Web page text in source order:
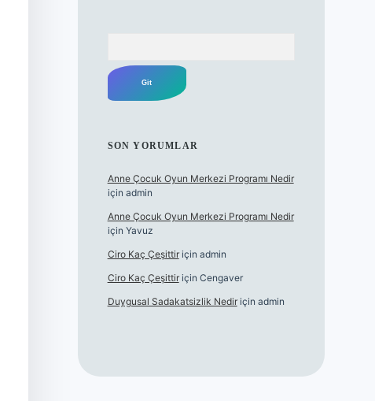
SON YORUMLAR
Anne Çocuk Oyun Merkezi Programı Nedir
için admin
Anne Çocuk Oyun Merkezi Programı Nedir
için Yavuz
Ciro Kaç Çeşittiriçin admin
Ciro Kaç Çeşittiriçin Cengaver
Duygusal Sadakatsizlik Nediriçin admin